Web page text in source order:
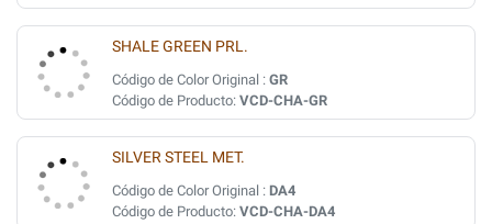
SHALE GREEN PRL.
Código de Color Original : GR
Código de Producto: VCD-CHA-GR
SILVER STEEL MET.
Código de Color Original : DA4
Código de Producto: VCD-CHA-DA4